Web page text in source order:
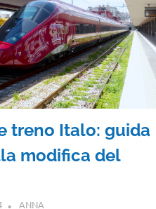
treno Italo: guida
modifica del
ANNA